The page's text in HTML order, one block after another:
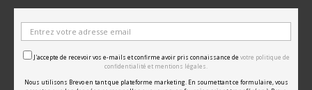
J'accepte de recevoir vos e-mails et confirme avoir pris connaissance de votre politique de
confidentialité et mentions légales.
Nous utilisons Brevo en tant que plateforme marketing. En soumettant ce formulaire, vous